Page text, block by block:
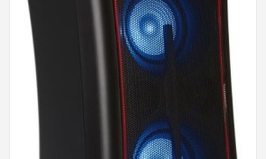
Shop
POPULAIRE MERKEN
Power Dynamics
Soundskins
Teufel